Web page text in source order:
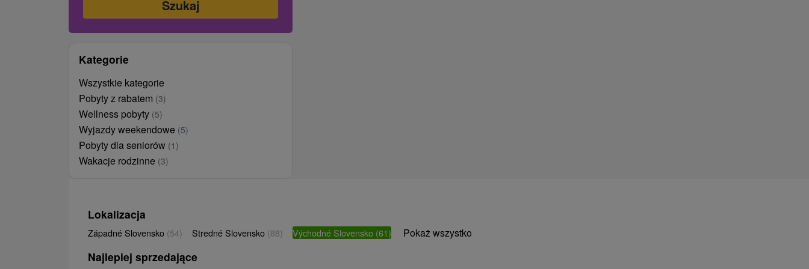
Kategorie
Wszystkie kategorie
Pobyty z rabatem (3)
Wellness pobyty (5)
Wyjazdy weekendowe (5)
Pobyty dla seniorów (1)
Wakacje rodzinne (3)
Lokalizacja
Západné Slovensko (54) Stredné Slovensko (88) Východné Slovensko (61) Pokaż wszystko
Najlepiej sprzedające